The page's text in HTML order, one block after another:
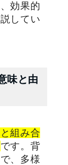
効果的
してい
味と由
組み合
です。背
、多様